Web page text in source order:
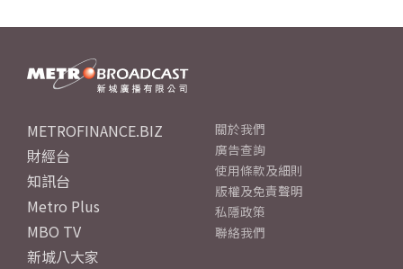
METROFINANCE.BIZ
財經台
知訊台
Metro Plus
MBO TV
新城八大家
關於我們
廣告查詢
使用條款及細則
版權及免責聲明
私隱政策
聯絡我們